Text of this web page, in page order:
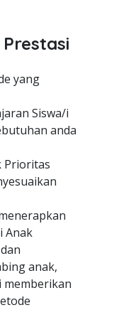
yang
Siswa/i
anda
Prioritas
Anak
anak,